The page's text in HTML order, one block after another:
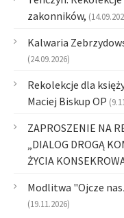
zakonników,
Kalwaria
(24.09.2026)
Rekolekcje dla
Maciej Biskup OP
ZAPROSZENIE NA
„DIALOG DROGĄ
ŻYCIA
Modlitwa "Ojcze
(19.11.2026)